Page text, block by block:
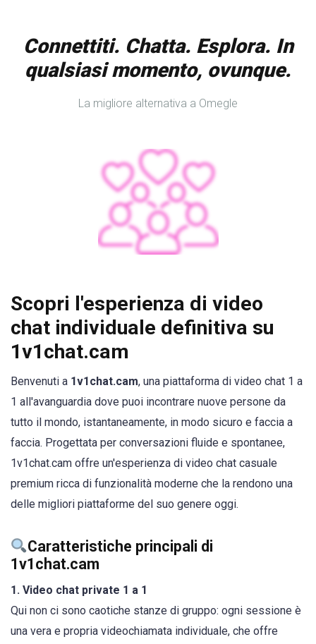
Connettiti. Chatta. Esplora. In
qualsiasi momento, ovunque.
La migliore alternativa a Omegle
Scopri l'esperienza di video
chat individuale definitiva su
1v1chat.cam
Benvenuti a 1v1chat.cam, una piattaforma di video chat 1 a
1 all'avanguardia dove puoi incontrare nuove persone da
tutto il mondo, istantaneamente, in modo sicuro e faccia a
faccia. Progettata per conversazioni fluide e spontanee,
1v1chat.cam offre un'esperienza di video chat casuale
premium ricca di funzionalità moderne che la rendono una
delle migliori piattaforme del suo genere oggi.
Caratteristiche principali di
1v1chat.cam
1. Video chat private 1 a 1
Qui non ci sono caotiche stanze di gruppo: ogni sessione è
una vera e propria videochiamata individuale, che offre